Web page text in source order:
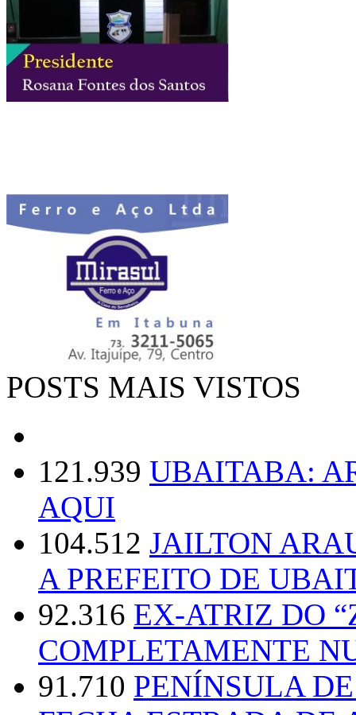
POSTS MAIS VISTOS
121.939 UBAITABA:
AQUI
104.512 JAILTON
A PREFEITO DE
92.316 EX-ATRIZ DO
COMPLETAMENTE
91.710 PENÍNSULA